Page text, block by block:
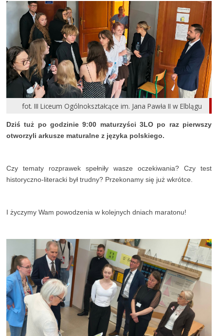
fot. III Liceum Ogólnokształcące im. Jana Pawła II w Elblągu
Dziś tuż po godzinie 9:00 maturzyści 3LO po raz pierwszy
otworzyli arkusze maturalne z języka polskiego.
Czy tematy rozprawek spełniły wasze oczekiwania? Czy test
historyczno-literacki był trudny? Przekonamy się już wkrótce.
I życzymy Wam powodzenia w kolejnych dniach maratonu!